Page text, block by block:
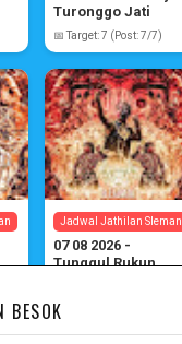
Turonggo Jati
Atmojo
📅 Target: 7 (Post: 7/7)
Jadwal Jathilan Sleman
07 08 2026 -
Tunggul Rukun
BESOK